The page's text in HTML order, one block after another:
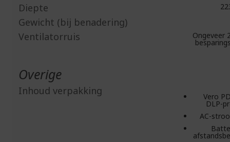
Diepte
Gewicht (bij benadering)
Ventilatorruis Ongeveer
Overige
Inhoud verpakking Vero
DLP-
AC-